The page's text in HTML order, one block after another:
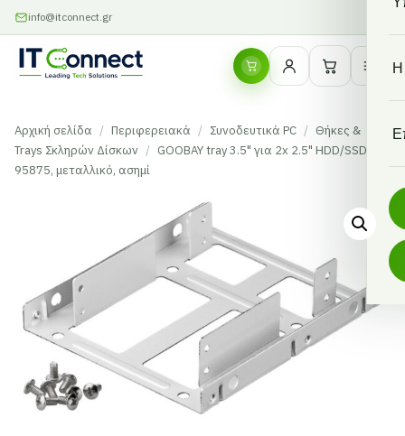
info@itconnect.gr
Η
Αρχική σελίδα / Περιφερειακά / Συνοδευτικά PC / Θήκες &
Trays Σκληρών Δίσκων / GOOBAY tray 3.5" για 2x 2.5" HDD/SSD
95875, μεταλλικό, ασημί